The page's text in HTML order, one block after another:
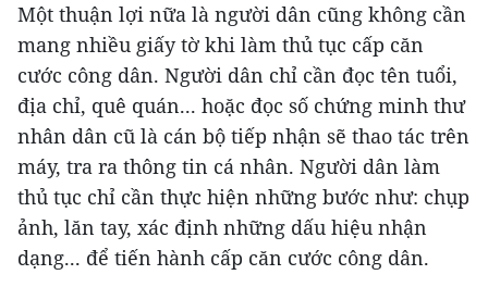
Một thuận lợi nữa là người dân cũng không cần
mang nhiều giấy tờ khi làm thủ tục cấp căn
cước công dân. Người dân chỉ cần đọc tên tuổi,
địa chỉ, quê quán... hoặc đọc số chứng minh thư
nhân dân cũ là cán bộ tiếp nhận sẽ thao tác trên
máy, tra ra thông tin cá nhân. Người dân làm
thủ tục chỉ cần thực hiện những bước như: chụp
ảnh, lăn tay, xác định những dấu hiệu nhận
dạng... để tiến hành cấp căn cước công dân.